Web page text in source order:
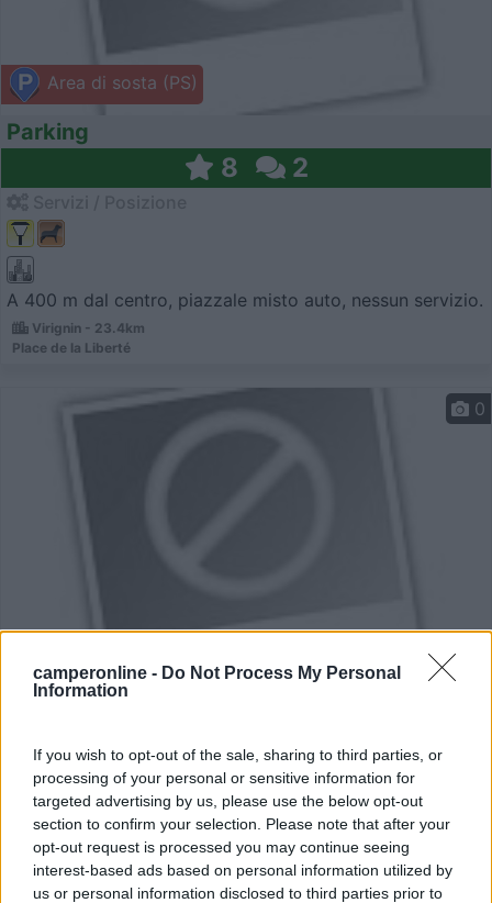
camperonline - Do Not Process My Personal
Information
If you wish to opt-out of the sale, sharing to third parties, or
processing of your personal or sensitive information for
targeted advertising by us, please use the below opt-out
section to confirm your selection. Please note that after your
opt-out request is processed you may continue seeing
interest-based ads based on personal information utilized by
us or personal information disclosed to third parties prior to
Area di sosta (PS)
Parking
8 2
A 400 m dal centro, piazzale misto auto, nessun servizio.
Virignin - 23.4km
Place de la Liberté
Area di sosta (AA)
0
6 2
Servizi / Posizione
A 750 m dal centro, vicina al porto fluviale, area attrez...